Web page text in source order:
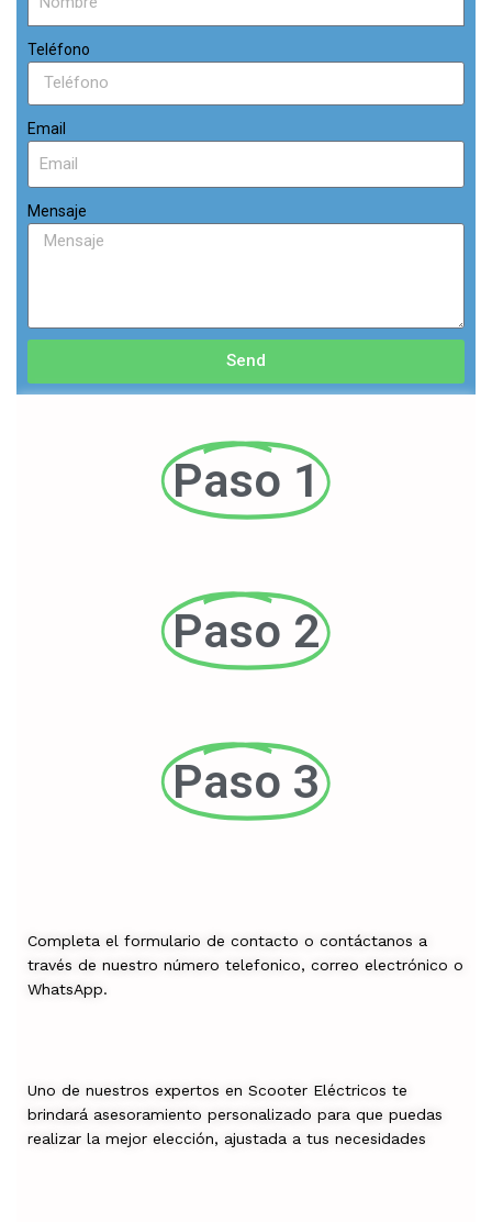
Teléfono
Email
Mensaje
Send
Paso 1
Paso 2
Paso 3
Completa el formulario de contacto o contáctanos a
través de nuestro número telefonico, correo electrónico o
WhatsApp.
Uno de nuestros expertos en Scooter Eléctricos te
brindará asesoramiento personalizado para que puedas
realizar la mejor elección, ajustada a tus necesidades